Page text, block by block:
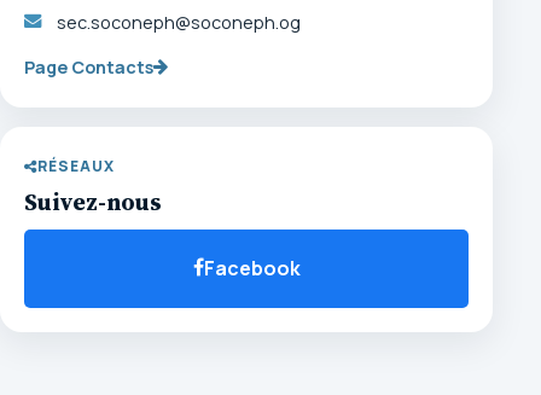
sec.soconeph@soconeph.og
Page Contacts
RÉSEAUX
Suivez-nous
Facebook